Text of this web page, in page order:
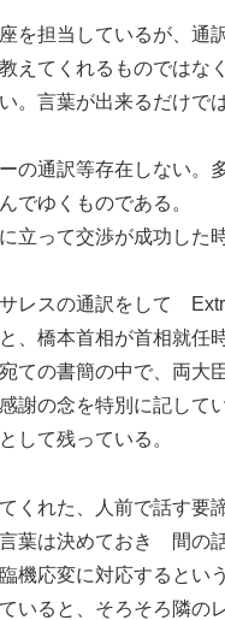
を担当しているが、通
えてくれるものではな
。言葉が出来るだけで
の通訳等存在しない。
でゆくものである。
立って交渉が成功した
レスの通訳をして
、橋本首相が首相就任
ての書簡の中で、両大
謝の念を特別に記して
して残っている。
くれた、人前で話す要
葉は決めておき 間の
機応変に対応するとい
いると、そろそろ隣の